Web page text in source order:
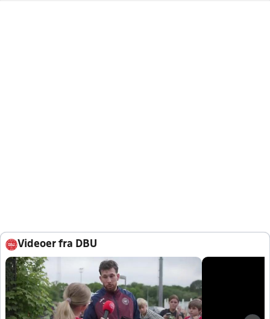
Videoer fra DBU